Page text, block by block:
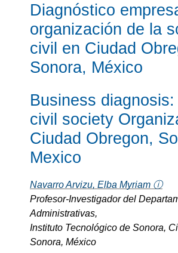
Diagnóstico
organización de la
civil en Ciudad
Sonora, México
Business
civil society
Ciudad Obregon,
Mexico
Navarro Arvizu, Elba Myriam ⓘ
Profesor-Investigador del
Administrativas,
Instituto Tecnológico de Sonora,
Sonora, México